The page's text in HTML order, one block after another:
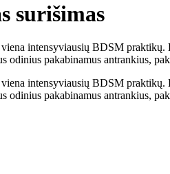
surišimas
viena intensyviausių BDSM
odinius pakabinamus antrankius,
viena intensyviausių BDSM
odinius pakabinamus antrankius,